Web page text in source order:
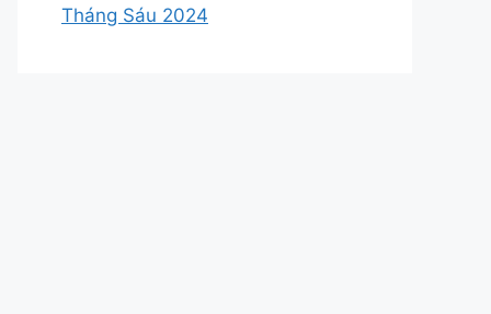
Tháng Sáu 2024